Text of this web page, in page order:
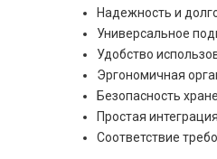
Надежность и
Универсальное
Удобство
Эргономичная
Безопасность
Простая
Соответствие